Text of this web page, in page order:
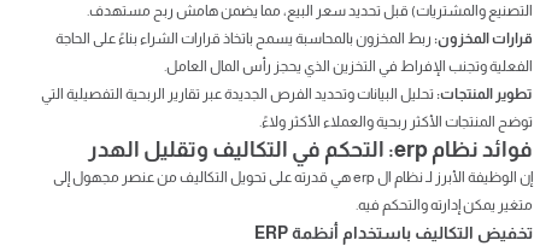
التصنيع والمشتريات) قبل تحديد سعر البيع، مما يضمن هامش ربح مستهدف.
قرارات المخزون: ربط المخزون بالمحاسبة يسمح باتخاذ قرارات الشراء بناءً على الحاجة
الفعلية وتجنب الإفراط في التخزين الذي يحجز رأس المال العامل.
تطوير المنتجات: تحليل البيانات وتحديد الفرص الجديدة عبر تقارير الربحية التفصيلية التي
توضح المنتجات الأكثر ربحية والعملاء الأكثر ولاءً.
فوائد نظام erp: التحكم في التكاليف وتقليل الهدر
إن الوظيفة الأبرز لـ نظام ال erp هي قدرته على تحويل التكاليف من عنصر مجهول إلى
متغير يمكن إدارته والتحكم فيه.
تخفيض التكاليف باستخدام أنظمة ERP